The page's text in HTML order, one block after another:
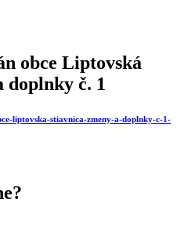
obce Liptovská
doplnky č. 1
liptovska-stiavnica-zmeny-a-doplnky-c-1-